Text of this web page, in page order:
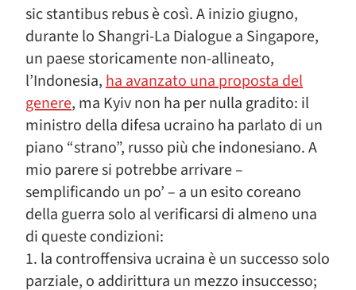
sic stantibus rebus è così. A inizio giugno,
durante lo Shangri-La Dialogue a Singapore,
un paese storicamente non-allineato,
l’Indonesia,ha avanzato una proposta del
genere, ma Kyiv non ha per nulla gradito: il
ministro della difesa ucraino ha parlato di un
piano “strano”, russo più che indonesiano. A
mio parere si potrebbe arrivare –
semplificando un po’ – a un esito coreano
della guerra solo al verificarsi di almeno una
di queste condizioni:
1. la controffensiva ucraina è un successo solo
parziale, o addirittura un mezzo insuccesso;